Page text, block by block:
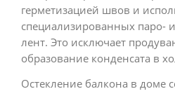
герметизацией швов и
специализированных паро-
лент. Это исключает
образование конденсата в
Остекление балкона в доме